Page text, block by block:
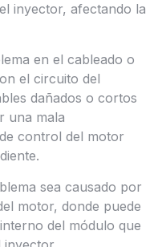
inyector, afectando la
en el cableado o
el circuito del
dañados o cortos
una mala
control del motor
sea causado por
motor, donde puede
del módulo que